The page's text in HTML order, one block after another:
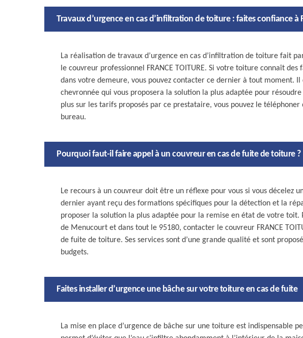
Travaux d’urgence en cas d’infiltration de toiture : faites confiance à
La réalisation de travaux d’urgence en cas d’infiltration de toiture fait
le couvreur professionnel FRANCE TOITURE. Si votre toiture connaît des
dans votre demeure, vous pouvez contacter ce dernier à tout moment. Il
chevronnée qui vous proposera la solution la plus adaptée pour
plus sur les tarifs proposés par ce prestataire, vous pouvez le téléphoner
bureau.
Pourquoi faut-il faire appel à un couvreur en cas de fuite de toiture ?
Le recours à un couvreur doit être un réflexe pour vous si vous décelez
dernier ayant reçu des formations spécifiques pour la détection et la
proposer la solution la plus adaptée pour la remise en état de votre
de Menucourt et dans tout le 95180, contacter le couvreur FRANCE
de fuite de toiture. Ses services sont d’une grande qualité et sont
budgets.
Faites installer d’urgence une bâche sur votre toiture en cas de fuite
La mise en place d’urgence de bâche sur une toiture est indispensable